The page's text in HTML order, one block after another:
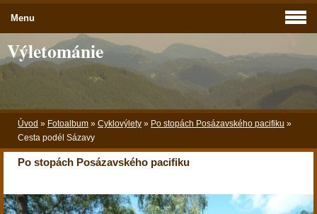
Výletománie
Úvod » Fotoalbum » Cyklovýlety » Po stopách Posázavského pacifiku »
Cesta podél Sázavy
Po stopách Posázavského pacifiku
Menu